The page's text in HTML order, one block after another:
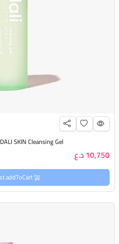
DALI SKIN Cleansing Gel غسول جل للبشرة
10,750 د.ع
productList.addToCart